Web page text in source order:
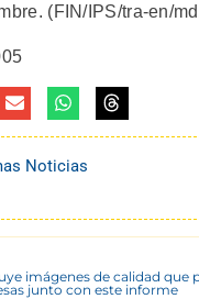
(FIN/IPS/tra-en/
Noticias
imágenes de calidad que
junto con este informe